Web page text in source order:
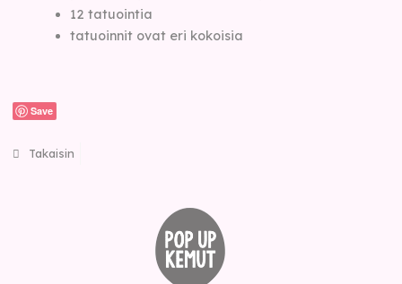
12 tatuointia
tatuoinnit ovat eri kokoisia
Save
Takaisin